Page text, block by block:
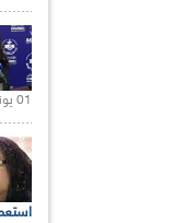
01 يونيو 2021 |